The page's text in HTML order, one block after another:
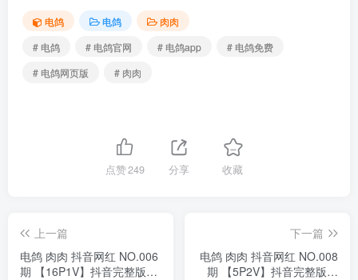
电鸽 电鸽
肉肉
# 电鸽
# 电鸽官网 # 电鸽app
# 电鸽免费
# 电鸽网页版
# 肉肉
点赞249 分享 收藏
上一篇
电鸽 肉肉 抖音网红 NO.006
期 【16P1V】抖音完整版合
下一篇
电鸽 肉肉 抖音网红 NO.008
期 【5P2V】抖音完整版合